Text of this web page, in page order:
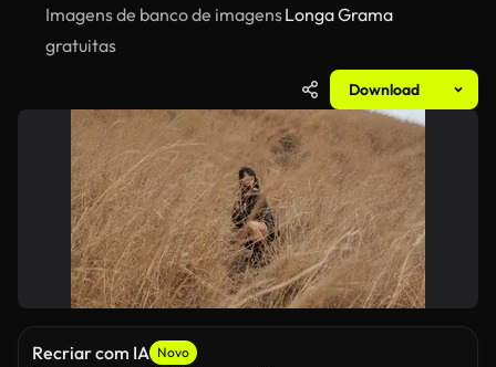
Imagens de banco de imagens
gratuitas
Longa Grama
Download
Recriar com IA Novo